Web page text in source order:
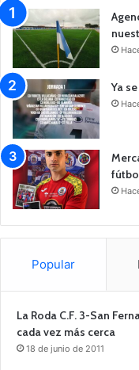
Ya
Popular
La Roda C.F. 3-San
cada vez más cerca
18 de junio de 2011